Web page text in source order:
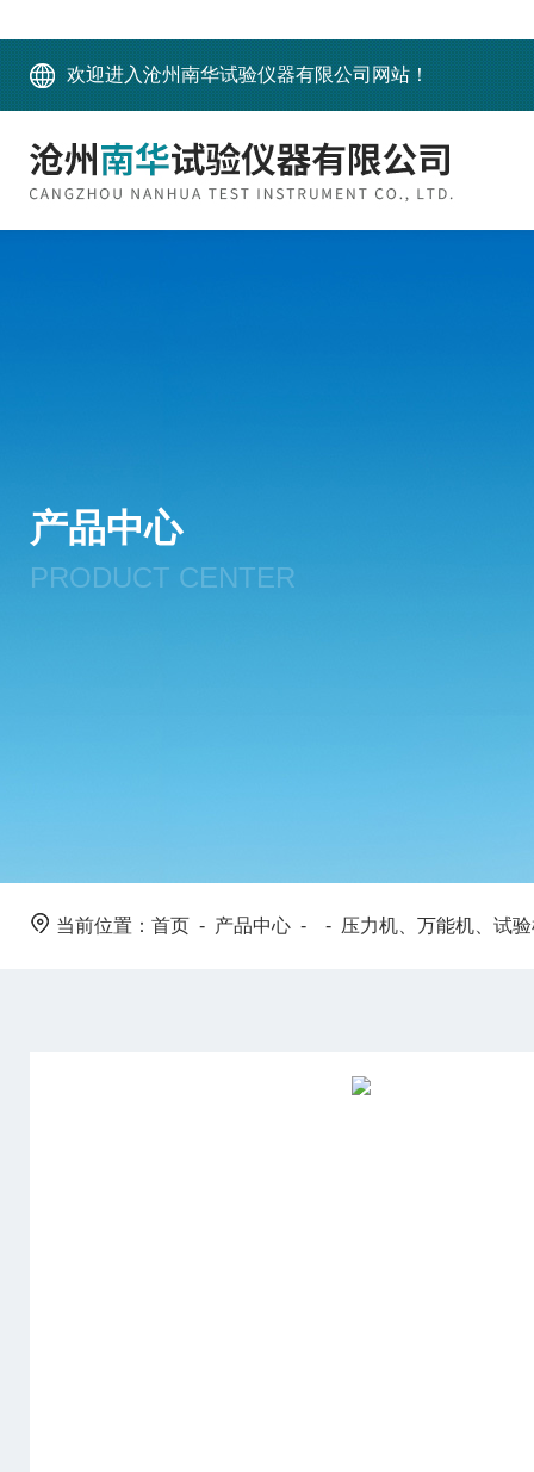
欢迎进入沧州南华试验仪器有限公司网站！
产品中心
PRODUCT CENTER
当前位置： 首页 - 产品中心 - - 压力机、万能机、试